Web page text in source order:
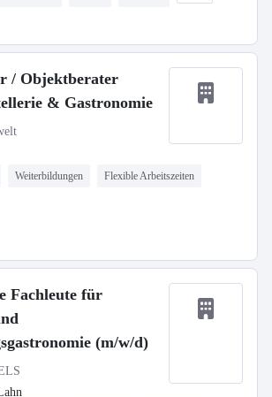
/ Objektberater
& Gastronomie
Weiterbildungen Flexible Arbeitszeiten
Fachleute für
(m/w/d)